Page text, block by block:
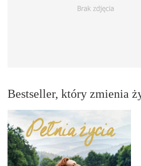
Bestseller, który zmienia